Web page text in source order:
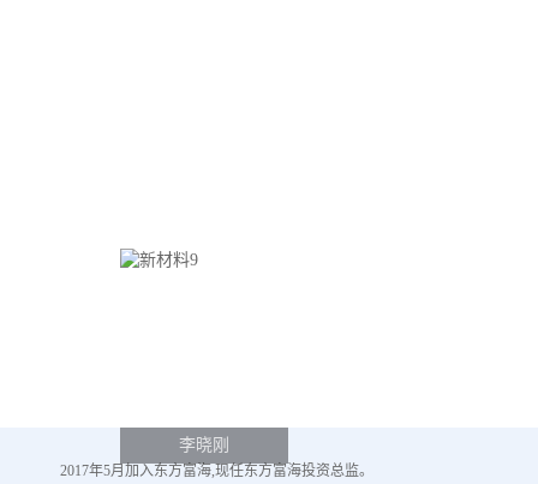
李晓刚
2017年5月加入东方富海,现任东方富海投资总监。